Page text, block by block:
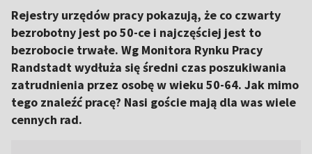
Rejestry urzędów pracy pokazują, że co czwarty
bezrobotny jest po 50-ce i najczęściej jest to
bezrobocie trwałe. Wg Monitora Rynku Pracy
Randstadt wydłuża się średni czas poszukiwania
zatrudnienia przez osobę w wieku 50-64. Jak mimo
tego znaleźć pracę? Nasi goście mają dla was wiele
cennych rad.